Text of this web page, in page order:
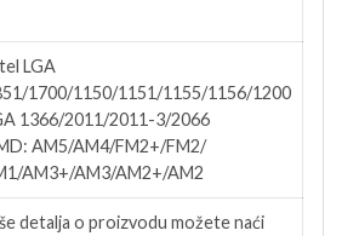
LGA
1700/1150/1151/1155/1156/1200
1366/2011/2011-3/2066
AM5/AM4/FM2+/FM2/
AM3+/AM3/AM2+/AM2
detalja o proizvodu možete naći